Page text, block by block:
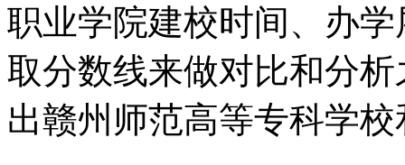
职业学院建校时间、办
取分数线来做对比和分
出赣州师范高等专科学